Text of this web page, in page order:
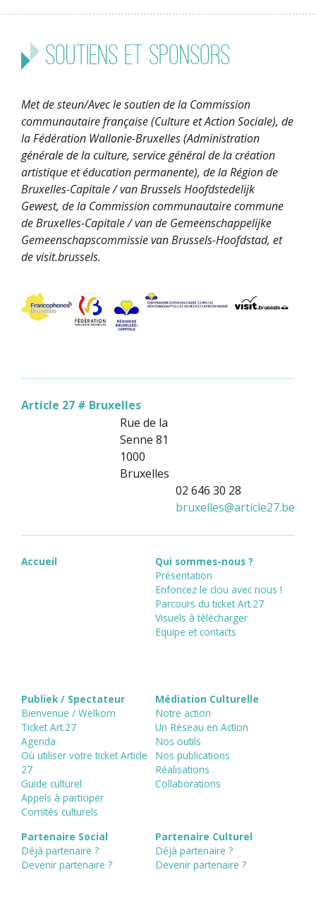
Soutiens et sponsors
Met de steun/Avec le soutien de la Commission
communautaire française (Culture et Action Sociale), de
la Fédération Wallonie-Bruxelles (Administration
générale de la culture, service général de la création
artistique et éducation permanente), de la Région de
Bruxelles-Capitale / van Brussels Hoofdstedelijk
Gewest, de la Commission communautaire commune
de Bruxelles-Capitale / van de Gemeenschappelijke
Gemeenschapscommissie van Brussels-Hoofdstad, et
de visit.brussels.
Article 27 # Bruxelles
Rue de la
Senne 81
1000
Bruxelles
02 646 30 28
bruxelles@article27.be
Accueil
Qui sommes-nous ?
Présentation
Enfoncez le clou avec nous !
Parcours du ticket Art.27
Visuels à télécharger
Equipe et contacts
Publiek / Spectateur
Bienvenue / Welkom
Ticket Art.27
Agenda
Où utiliser votre ticket Article
27
Guide culturel
Appels à participer
Comités culturels
Médiation Culturelle
Notre action
Un Réseau en Action
Nos outils
Nos publications
Réalisations
Collaborations
Partenaire Social
Déjà partenaire ?
Devenir partenaire ?
Partenaire Culturel
Déjà partenaire ?
Devenir partenaire ?